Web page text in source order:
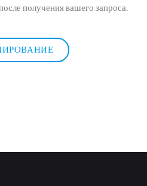
получения вашего запроса.